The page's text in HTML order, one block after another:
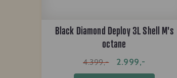
Black Diamond Deploy 3L Shell M's
octane
4.399,- 2.999,-